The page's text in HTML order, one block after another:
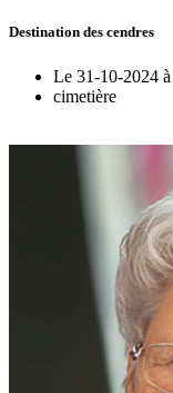
Destination des cendres
Le 31-10-2024
cimetière